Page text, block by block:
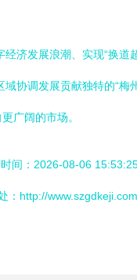
济发展浪潮、实现“换
协调发展贡献独特的“
广阔的市场。
间：2026-08-06
：http://